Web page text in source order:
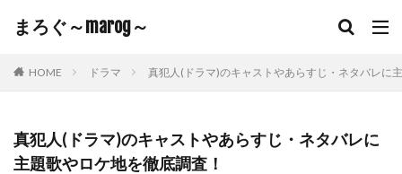
まろぐ～marog～
HOME ドラマ 真犯人(ドラマ)のキャストやあらすじ・ネタバレに
真犯人(ドラマ)のキャストやあらすじ・ネタバレに
主題歌やロケ地を徹底調査！